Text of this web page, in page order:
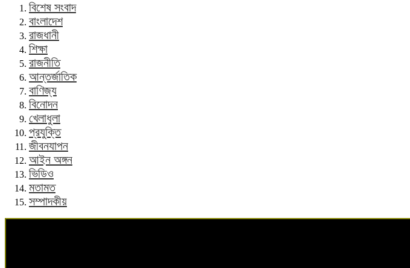
বিশেষ সংবাদ
বাংলাদেশ
রাজধানী
শিক্ষা
রাজনীতি
আন্তর্জাতিক
বাণিজ্য
বিনোদন
খেলাধুলা
প্রযুক্তি
জীবনযাপন
আইন অঙ্গন
ভিডিও
মতামত
সম্পাদকীয়